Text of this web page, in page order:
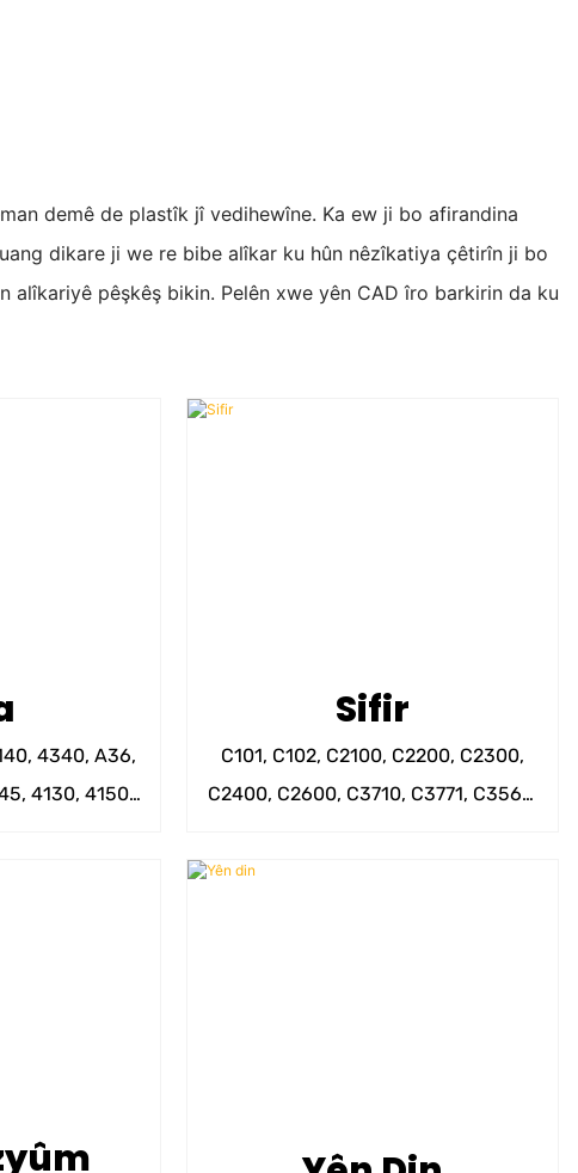
demê de plastîk jî vedihewîne. Ka ew ji bo afirandina
dikare ji we re bibe alîkar ku hûn nêzîkatiya çêtirîn ji bo
pêşkêş bikin. Pelên xwe yên CAD îro barkirin da ku
4340, A36,
4130, 4150,
Sifir
C101, C102, C2100, C2200, C2300,
C2400, C2600, C3710, C3771, C3560,